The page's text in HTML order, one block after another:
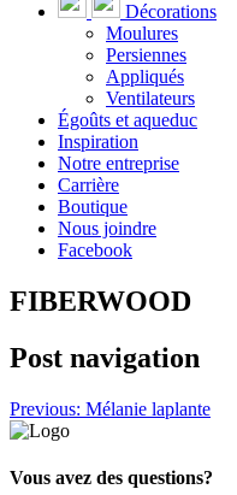
Décorations
Moulures
Persiennes
Appliqués
Ventilateurs
Égoûts et aqueduc
Inspiration
Notre entreprise
Carrière
Boutique
Nous joindre
Facebook
FIBERWOOD
Post navigation
Previous: Mélanie laplante
Vous avez des questions?